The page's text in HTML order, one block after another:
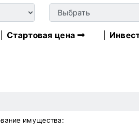
Стартовая цена
имущества: